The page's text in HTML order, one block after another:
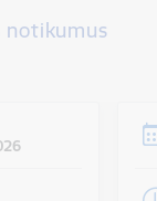
notikumus